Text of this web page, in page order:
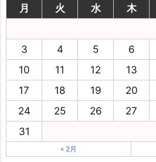
月
火 水 木
3
4 5 6
10
11 12 13
17
18 19 20
24
25 26 27
31
« 2月